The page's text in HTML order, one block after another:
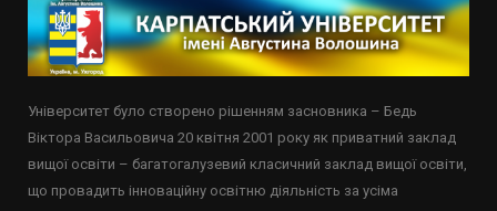
Університет було створено рішенням засновника – Бедь
Віктора Васильовича 20 квітня 2001 року як приватний заклад
вищої освіти – багатогалузевий класичний заклад вищої освіти,
що провадить інноваційну освітню діяльність за усіма